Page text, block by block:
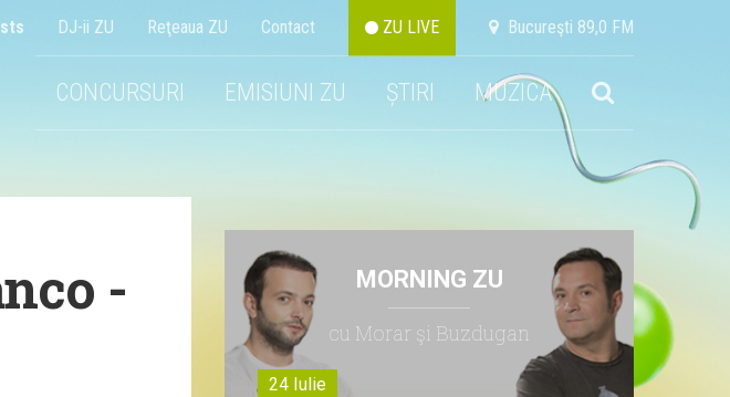
DJ-ii ZU Reţeaua ZU Contact ZU LIVE Bucureşti 89,0 FM
CONCURSURI EMISIUNI ZU ȘTIRI MUZICA
-
MORNING ZU
cu Morar şi Buzdugan
24 Iulie